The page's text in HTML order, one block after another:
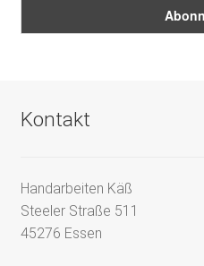
Kontakt
Handarbeiten Käß
Steeler Straße 511
45276 Essen